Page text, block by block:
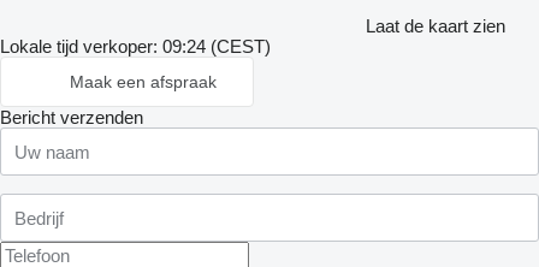
Laat de kaart zien
Lokale tijd verkoper: 09:24 (CEST)
Maak een afspraak
Bericht verzenden